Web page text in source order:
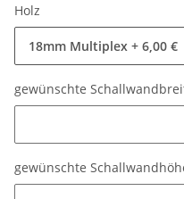
Holz
18mm Multiplex + 6,00 €
gewünschte
gewünschte